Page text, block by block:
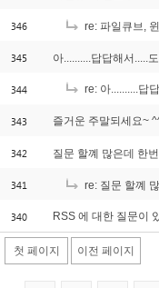
346 re: 파일큐브, 윈도우2000 서버
345 아..........답답해서.....
344 re: 아..........답답해
343 즐거운 주말되세요~
342
341 re: 질문 할꼐 많은데 한번
340 RSS 에 대한 질문이
첫 페이지 이전 페이지